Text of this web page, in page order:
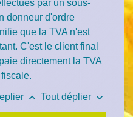
par un sous-
donneur d'ordre
que la TVA n'est
C'est le client final
directement la TVA
keyboard_arrow_up Tout déplier keyboard_arrow_down